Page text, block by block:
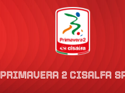
PRIMAVERA 2 CISALFA